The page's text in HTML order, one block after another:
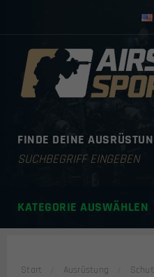
FINDE DEINE
Products
KATEGORIE AUSWÄHLEN
Start Ausrüstung